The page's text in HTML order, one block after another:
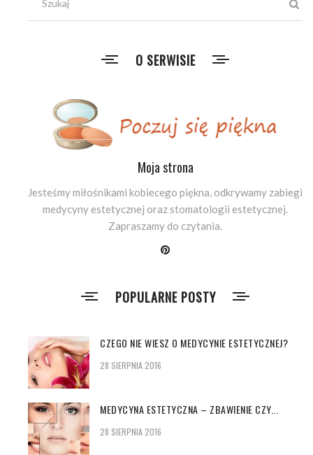
O SERWISIE
Moja strona
Jesteśmy miłośnikami kobiecego piękna, odkrywamy zabiegi
medycyny estetycznej oraz stomatologii estetycznej.
Zapraszamy do czytania.
POPULARNE POSTY
CZEGO NIE WIESZ O MEDYCYNIE ESTETYCZNEJ?
28 SIERPNIA 2016
MEDYCYNA ESTETYCZNA – ZBAWIENIE CZY...
28 SIERPNIA 2016